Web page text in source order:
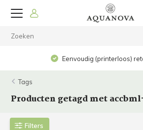
Eenvoudig (printerloos)
Tags
Producten getagd met
Filters